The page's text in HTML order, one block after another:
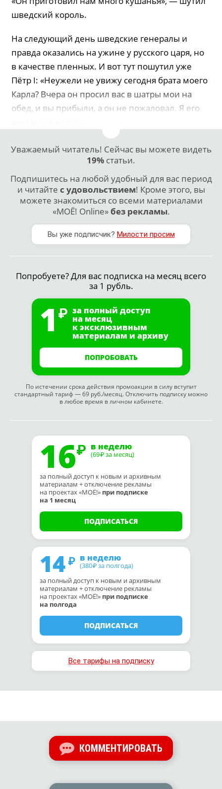
шведский король.
На следующий день шведские генералы и
правда оказались на ужине у русского царя, но
в качестве пленных. И вот тут пошутил уже
Пётр I: «Неужели не увижу сегодня брата моего
Карла? Вчера он просил вас в шатры мои на
обед, и вы прибыли, а он не пожаловал. Я его
Уважаемый читатель! Сейчас вы можете видеть
19% статьи.
Подпишитесь на любой удобный для вас период
и читайте с удовольствием! Кроме этого, вы
можете знакомиться со всеми материалами
«МОЁ! Online»без рекламы.
Вы уже подписчик? Милости просим
Попробуете? Для вас подписка на месяц всего
за 1 рубль.
1 за полный доступ
на месяц
к эксклюзивным
материалам и архиву
ПОПРОБОВАТЬ
По истечении срока действия промоакции в силу вступит
стандартный тариф — 69 руб./месяц. Отключить подписку можно
в любое время в личном кабинете.
16 в неделю
(69₽ за месяц)
за полный доступ к новым и архивным
материалам + отключение рекламы
на проектах «МОЁ!» при подписке
на 1 месяц
ПОДПИСАТЬСЯ
14 в неделю
(380₽ за полгода)
за полный доступ к новым и архивным
материалам + отключение рекламы
на проектах «МОЁ!» при подписке
на полгода
ПОДПИСАТЬСЯ
Все тарифы на подписку
КОММЕНТИРОВАТЬ